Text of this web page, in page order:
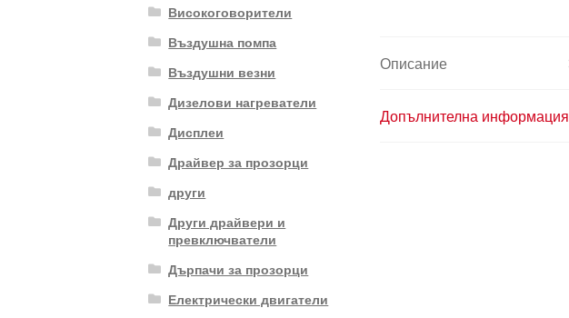
Описание
Допълнителна информация
Високоговорители
Въздушна помпа
Въздушни везни
Дизелови нагреватели
Дисплеи
Драйвер за прозорци
други
Други драйвери и
превключватели
Дърпачи за прозорци
Електрически двигатели